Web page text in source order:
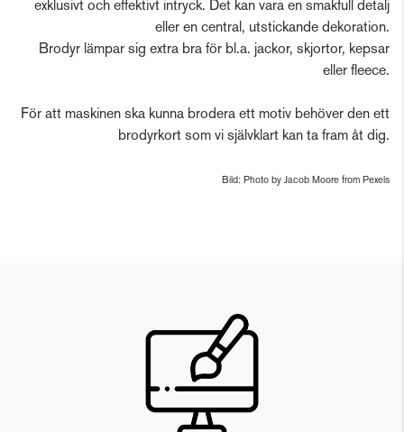
exklusivt och effektivt intryck. Det kan vara en smakfull detalj
eller en central, utstickande dekoration.
Brodyr lämpar sig extra bra för bl.a. jackor, skjortor, kepsar
eller fleece.
För att maskinen ska kunna brodera ett motiv behöver den ett
brodyrkort som vi självklart kan ta fram åt dig.
Bild: Photo by Jacob Moore from Pexels